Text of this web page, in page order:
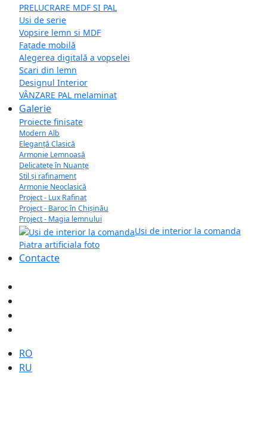
PRELUCRARE MDF SI PAL
Usi de serie
Vopsire lemn si MDF
Fațade mobilă
Alegerea digitală a vopselei
Scari din lemn
Designul Interior
VÂNZARE PAL melaminat
Galerie
Proiecte finisate
Modern Alb
Eleganță Clasică
Armonie Lemnoasă
Delicatețe în Nuanțe
Stil și rafinament
Armonie Neoclasică
Project - Lux Rafinat
Project - Baroc în Chișinău
Project - Magia lemnului
Usi de interior la comanda
Piatra artificiala foto
Contacte
Selectați limba dvs
RO
RU